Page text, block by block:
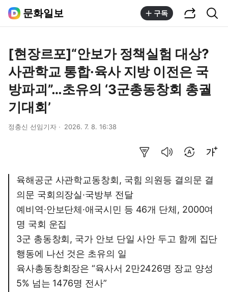
문화일보 구독
[현장르포]“안보가 정책실험 대상?
사관학교 통합·육사 지방 이전은 국
방파괴”…초유의 ‘3군총동창회 총궐
기대회’
정충신 선임기자 2026. 7. 8. 16:38
육해공군 사관학교동창회, 국힘 의원등 결의문 결
의문 국회의장실·국방부 전달
예비역·안보단체·애국시민 등 46개 단체, 2000여
명 국회 운집
3군 총동창회, 국가 안보 단일 사안 두고 함께 집단
행동에 나선 것은 초유의 일
육사총동창회장은 “육사서 2만2426명 장교 양성
5% 넘는 1476명 전사”